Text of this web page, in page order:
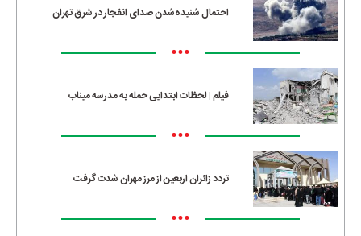
احتمال شنیده‌شدن صدای انفجار در شرق تهران
•••
فیلم | لحظات ابتدایی حمله به مدرسه میناب
•••
تردد زائران اربعین از مرز مهران شدت گرفت
•••